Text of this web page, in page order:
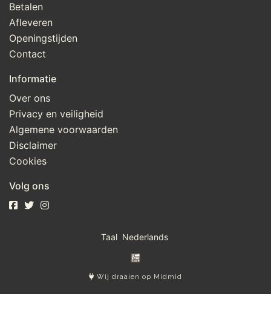
Betalen
Afleveren
Openingstijden
Contact
Informatie
Over ons
Privacy en veiligheid
Algemene voorwaarden
Disclaimer
Cookies
Volg ons
Taal
Wij draaien op Midmid